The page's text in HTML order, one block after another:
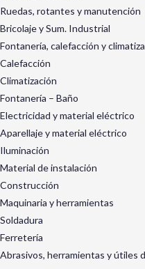
Ruedas, rotantes y manutención
Bricolaje y Sum. Industrial
Fontanería, calefacción y
Calefacción
Climatización
Fontanería – Baño
Electricidad y material eléctrico
Aparellaje y material eléctrico
Iluminación
Material de instalación
Construcción
Maquinaria y herramientas
Soldadura
Ferretería
Abrasivos, herramientas y útiles